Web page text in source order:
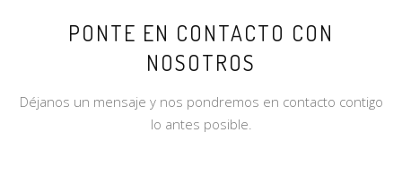
PONTE EN CONTACTO CON
NOSOTROS
Déjanos un mensaje y nos pondremos en contacto contigo
lo antes posible.